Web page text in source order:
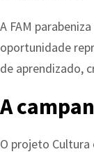
A FAM
oportunidade
de aprendizado,
A
O projeto Cultura